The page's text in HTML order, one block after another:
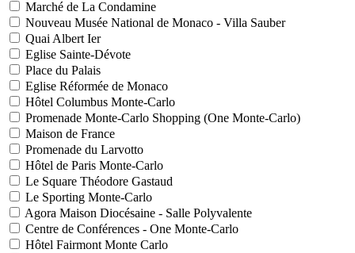
Marché de La Condamine
Nouveau Musée National de Monaco - Villa Sauber
Quai Albert Ier
Eglise Sainte-Dévote
Place du Palais
Eglise Réformée de Monaco
Hôtel Columbus Monte-Carlo
Promenade Monte-Carlo Shopping (One Monte-Carlo)
Maison de France
Promenade du Larvotto
Hôtel de Paris Monte-Carlo
Le Square Théodore Gastaud
Le Sporting Monte-Carlo
Agora Maison Diocésaine - Salle Polyvalente
Centre de Conférences - One Monte-Carlo
Hôtel Fairmont Monte Carlo